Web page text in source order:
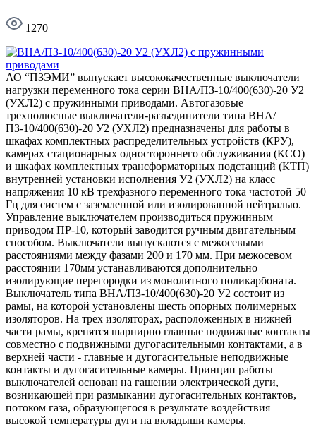
1270
АО “ПЗЭМИ” выпускает высококачественные выключатели
нагрузки переменного тока серии BHА/ПЗ-10/400(630)-20 У2
(УХЛ2) с пружинными приводами. Автогазовые
трехполюсные выключатели-разъединители типа BHА/
ПЗ-10/400(630)-20 У2 (УХЛ2) предназначены для работы в
шкафах комплектных распределительных устройств (КРУ),
камерах стационарных одностороннего обслуживания (КСО)
и шкафах комплектных трансформаторных подстанций (КТП)
внутренней установки исполнения У2 (УХЛ2) на класс
напряжения 10 кВ трехфазного переменного тока частотой 50
Гц для систем с заземленной или изолированной нейтралью.
Управление выключателем производиться пружинным
приводом ПР-10, который заводится ручным двигательным
способом. Выключатели выпускаются с межосевыми
расстояниями между фазами 200 и 170 мм. При межосевом
расстоянии 170мм устанавливаются дополнительно
изолирующие перегородки из монолитного поликарбоната.
Выключатель типа ВНА/ПЗ-10/400(630)-20 У2 состоит из
рамы, на которой установлены шесть опорных полимерных
изоляторов. На трех изоляторах, расположенных в нижней
части рамы, крепятся шарнирно главные подвижные контакты
совместно с подвижными дугогасительными контактами, а в
верхней части - главные и дугогасительные неподвижные
контакты и дугогасительные камеры. Принцип работы
выключателей основан на гашении электрической дуги,
возникающей при размыкании дугогасительных контактов,
потоком газа, образующегося в результате воздействия
высокой температуры дуги на вкладыши камеры.